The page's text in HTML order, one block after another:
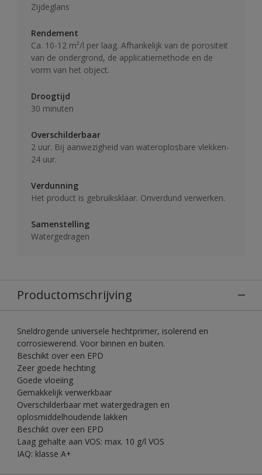
Zijdeglans
Rendement
Ca. 10-12 m²/l per laag. Afhankelijk van de porositeit
van de ondergrond, de applicatiemethode en de
vorm van het object.
Droogtijd
30 minuten
Overschilderbaar
2 uur. Bij aanwezigheid van wateroplosbare vlekken-
24 uur.
Verdunning
Het product is gebruiksklaar. Onverdund verwerken.
Samenstelling
Watergedragen
Productomschrijving
Sneldrogende universele hechtprimer, isolerend en
corrosiewerend. Voor binnen en buiten.
Beschikt over een EPD
Zeer goede hechting
Goede vloeiing
Gemakkelijk verwerkbaar
Overschilderbaar met watergedragen en
oplosmiddelhoudende lakken
Beschikt over een EPD
Laag gehalte aan VOS: max. 10 g/l VOS
IAQ: klasse A+